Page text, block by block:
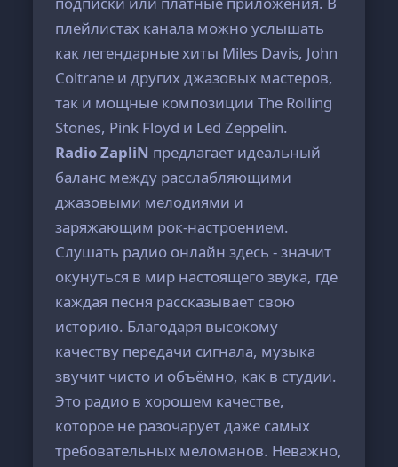
плейлистах канала можно услышать
как легендарные хиты Miles Davis, John
Coltrane и других джазовых мастеров,
так и мощные композиции The Rolling
Stones, Pink Floyd и Led Zeppelin.
Radio ZapliN предлагает идеальный
баланс между расслабляющими
джазовыми мелодиями и
заряжающим рок-настроением.
Слушать радио онлайн здесь - значит
окунуться в мир настоящего звука, где
каждая песня рассказывает свою
историю. Благодаря высокому
качеству передачи сигнала, музыка
звучит чисто и объёмно, как в студии.
Это радио в хорошем качестве,
которое не разочарует даже самых
требовательных меломанов. Неважно,